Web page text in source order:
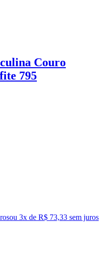
Couro
795
ou 3x de R$ 73,33 sem juros